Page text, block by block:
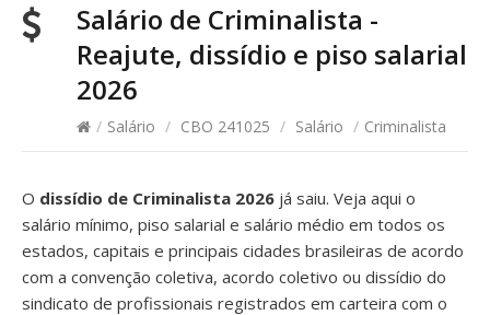
Salário de Criminalista -
Reajute, dissídio e piso salarial
2026
/ Salário / CBO 241025 / Salário / Criminalista
O dissídio de Criminalista 2026 já saiu. Veja aqui o
salário mínimo, piso salarial e salário médio em todos os
estados, capitais e principais cidades brasileiras de acordo
com a convenção coletiva, acordo coletivo ou dissídio do
sindicato de profissionais registrados em carteira com o